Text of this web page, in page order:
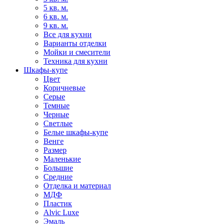
5 кв. м.
6 кв. м.
9 кв. м.
Все для кухни
Варианты отделки
Мойки и смесители
Техника для кухни
Шкафы-купе
Цвет
Коричневые
Серые
Темные
Черные
Светлые
Белые шкафы-купе
Венге
Размер
Маленькие
Большие
Средние
Отделка и материал
МДФ
Пластик
Alvic Luxe
Эмаль